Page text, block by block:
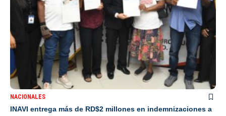
NACIONALES
INAVI entrega más de RD$2 millones en indemnizaciones a